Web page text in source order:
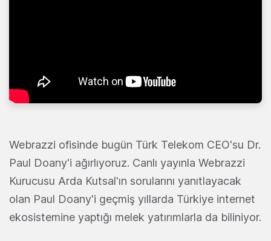
Webrazzi ofisinde bugün Türk Telekom CEO'su Dr.
Paul Doany'i ağırlıyoruz. Canlı yayınla Webrazzi
Kurucusu Arda Kutsal'ın sorularını yanıtlayacak
olan Paul Doany'i geçmiş yıllarda Türkiye internet
ekosistemine yaptığı melek yatırımlarla da biliniyor.